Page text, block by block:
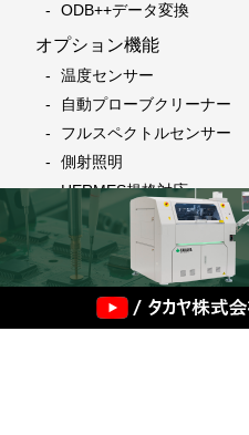
ODB++データ変換
オプション機能
温度センサー
自動プローブクリーナー
フルスペクトルセンサー
側射照明
HERMES規格対応
ICオープンテストシステム
LEDカラーテストシステム
レーザー変位測定システム
垂直降下プローブ
自動搬送システム